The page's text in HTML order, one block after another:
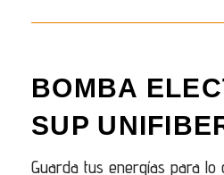
BOMBA
SUP
Guarda tus energías para lo